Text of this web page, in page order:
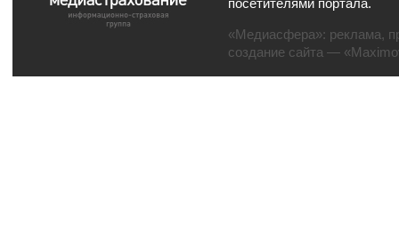
посетителями портала.
«Медиасфера»: реклама,
создание сайта —